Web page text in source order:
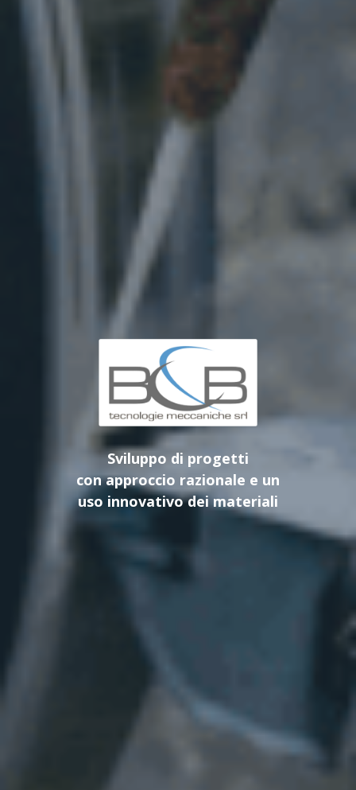
Specializzati nella realizazzione
di strutture metalliche
civili e industriali